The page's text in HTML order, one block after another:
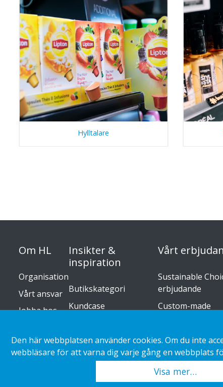
Hylltalare
Om HL
Organisation
Vårt ansvar
Jobba hos
Press
releases
Insikter &
inspiration
Butikskategori
Kundcase
Vårt
Sustainable
erbjudande
Custom-made
Katalog
Den här webbplatsen använder cookies. Om du inte
webbläsare för att varna dig varje gång en webbplats
Visa mer…